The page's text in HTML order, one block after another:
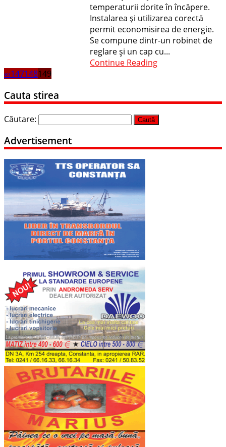
temperaturii dorite în încăpere.
Instalarea şi utilizarea corectă
permit economisirea de energie.
Se compune dintr-un robinet de
reglare şi un cap cu...
Continue Reading
«‹147148149
Cauta stirea
Căutare:
Advertisement